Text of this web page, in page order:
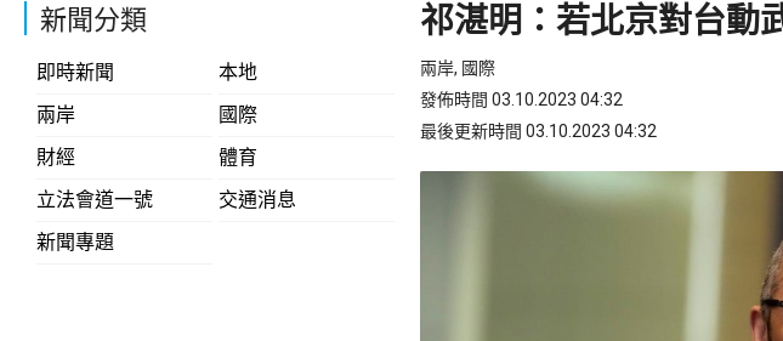
新聞分類
即時新聞
本地
兩岸
國際
財經
體育
立法會道一號
交通消息
新聞專題
祁湛明：若北京對台
兩岸, 國際
發佈時間 03.10.2023 04:32
最後更新時間 03.10.2023 04:32